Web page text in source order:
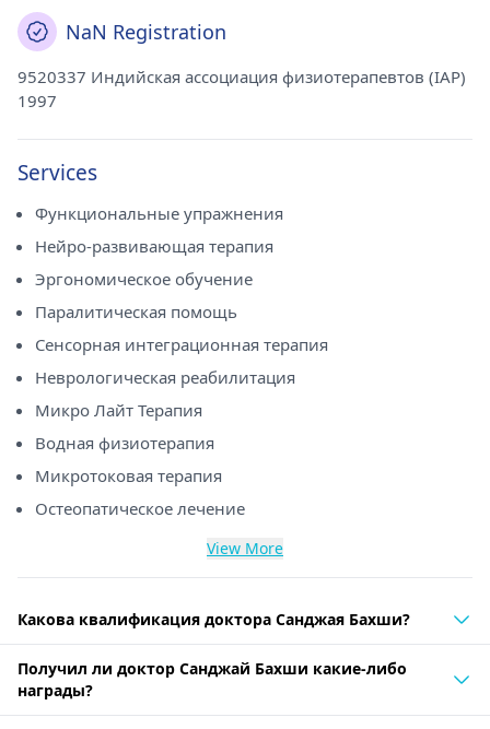
NaN Registration
9520337 Индийская ассоциация физиотерапевтов (IAP)
1997
Services
Функциональные упражнения
Нейро-развивающая терапия
Эргономическое обучение
Паралитическая помощь
Сенсорная интеграционная терапия
Неврологическая реабилитация
Микро Лайт Терапия
Водная физиотерапия
Микротоковая терапия
Остеопатическое лечение
View More
Какова квалификация доктора Санджая Бахши?
Получил ли доктор Санджай Бахши какие-либо
награды?